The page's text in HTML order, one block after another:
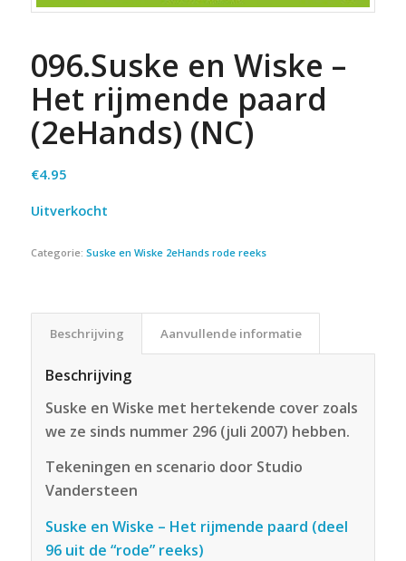
096.Suske en Wiske –
Het rijmende paard
(2eHands) (NC)
€4.95
Uitverkocht
Categorie: Suske en Wiske 2eHands rode reeks
Beschrijving Aanvullende informatie
Beschrijving
Suske en Wiske met hertekende cover zoals
we ze sinds nummer 296 (juli 2007) hebben.
Tekeningen en scenario door Studio
Vandersteen
Suske en Wiske – Het rijmende paard (deel
96 uit de “rode” reeks)